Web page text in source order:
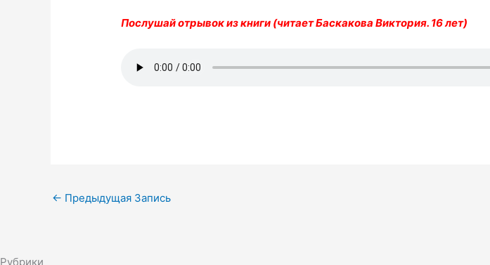
Послушай отрывок из книги (читает Баскакова Виктория. 16 лет)
← Предыдущая Запись
Рубрики